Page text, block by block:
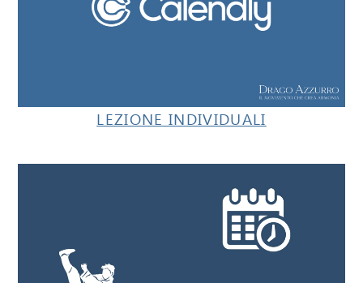
LEZIONE INDIVIDUALI